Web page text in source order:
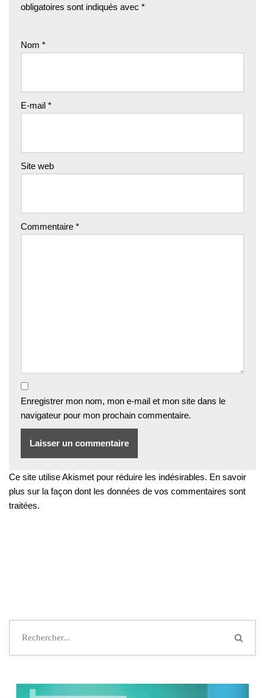
obligatoires sont indiqués avec *
Nom *
E-mail *
Site web
Commentaire *
Enregistrer mon nom, mon e-mail et mon site dans le
navigateur pour mon prochain commentaire.
Ce site utilise Akismet pour réduire les indésirables. En savoir
plus sur la façon dont les données de vos commentaires sont
traitées.